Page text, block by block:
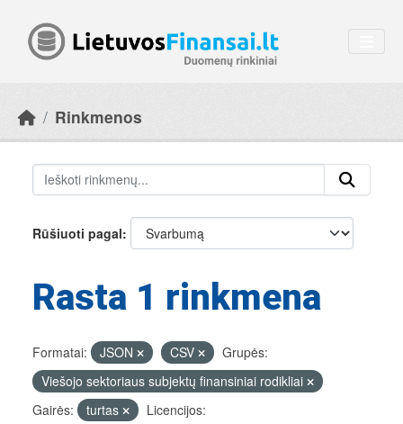
Rinkmenos
Rūšiuoti pagal
Rasta 1 rinkmena
Formatai: JSON CSV
Grupės:
Viešojo sektoriaus subjektų finansiniai rodikliai
Gairės:
turtas
Licencijos: